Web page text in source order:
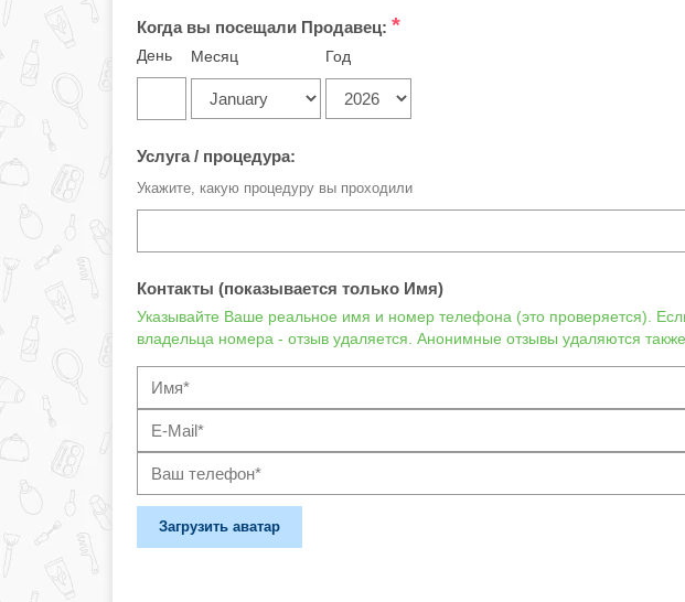
Когда вы посещали Продавец: *
День Месяц Год
Услуга / процедура:
Укажите, какую процедуру вы проходили
Контакты (показывается только Имя)
Указывайте Ваше реальное имя и номер телефона (это проверяется).
владельца номера - отзыв удаляется. Анонимные отзывы удаляются также.
Загрузить аватар